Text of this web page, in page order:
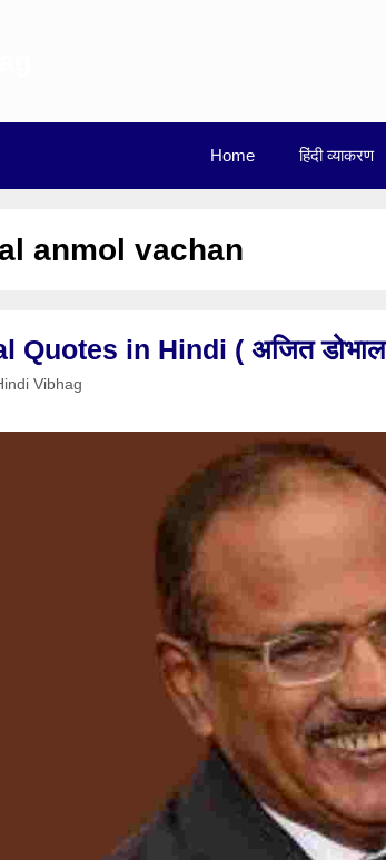
Home हिंदी व्याकरण
anmol vachan
Quotes in Hindi ( अजित डोभाल
Vibhag